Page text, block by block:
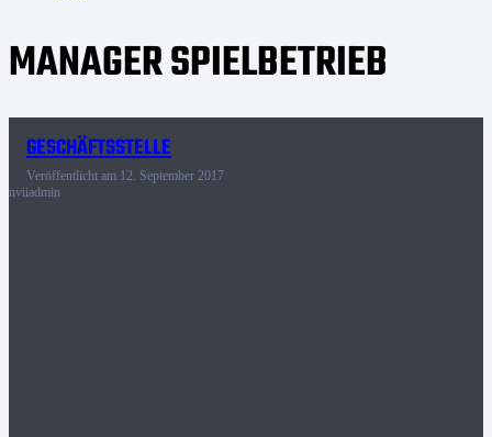
MANAGER SPIELBETRIEB
GESCHÄFTSSTELLE
Veröffentlicht am 12. September 2017
nviiadmin